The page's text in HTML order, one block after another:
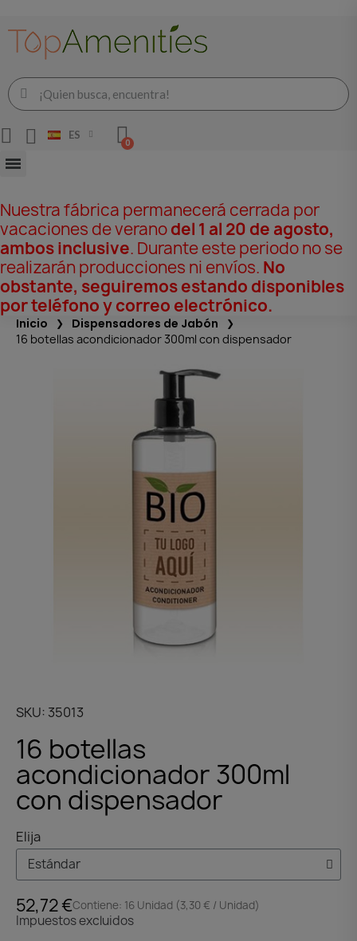
ES
Nuestra fábrica permanecerá cerrada por
vacaciones de veranodel 1 al 20 de agosto,
ambos inclusive. Durante este periodo no se
realizarán producciones ni envíos. No
obstante, seguiremos estando disponibles
por teléfono y correo electrónico.
Inicio Dispensadores de Jabón
16 botellas acondicionador 300ml con dispensador
SKU 35013
16 botellas
acondicionador 300ml
con dispensador
Elija
52,72 €Contiene: 16 Unidad (3,30 € / Unidad)
Impuestos excluidos